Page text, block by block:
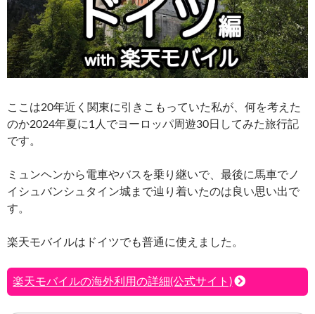
ここは20年近く関東に引きこもっていた私が、何を考えた
のか2024年夏に1人でヨーロッパ周遊30日してみた旅行記
です。
ミュンヘンから電車やバスを乗り継いで、最後に馬車でノ
イシュバンシュタイン城まで辿り着いたのは良い思い出で
す。
楽天モバイルはドイツでも普通に使えました。
楽天モバイルの海外利用の詳細(公式サイト)